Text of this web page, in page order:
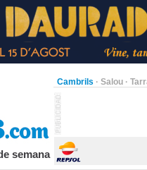
Cambrils · Salou ·
semana